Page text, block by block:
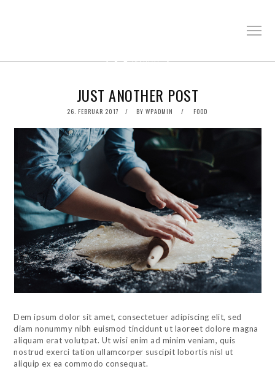
JUST ANOTHER POST
POSTED
26. FEBRUAR 2017 BY WPADMIN FOOD
Dem ipsum dolor sit amet, consectetuer adipiscing elit, sed
diam nonummy nibh euismod tincidunt ut laoreet dolore magna
aliquam erat volutpat. Ut wisi enim ad minim veniam, quis
nostrud exerci tation ullamcorper suscipit lobortis nisl ut
aliquip ex ea commodo consequat.